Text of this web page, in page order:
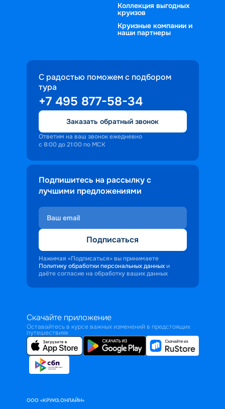
Коллекция выгодных
круизов
Круизные компании и
наши партнеры
С радостью поможем с подбором
тура
+7 495 877-58-34
Заказать обратный звонок
Ответим на ваш звонок ежедневно
с 8:00 до 21:00 по МСК
Подпишитесь на рассылку с
лучшими предложениями
Подписаться
Нажимая «Подписаться» вы принимаете
Политику обработки персональных данных и
даёте согласие на обработку ваших данных
Скачайте приложение
Оставайтесь в курсе важных изменений в предстоящих
путешествиях
ООО «КРУИЗ.ОНЛАЙН»